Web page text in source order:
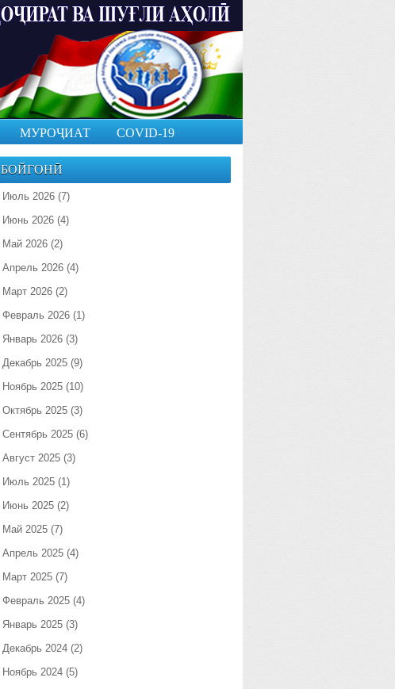
МУРОҶИАТ COVID-19
БОЙГОНӢ
Июль 2026 (7)
Июнь 2026 (4)
Май 2026 (2)
Апрель 2026 (4)
Март 2026 (2)
Февраль 2026 (1)
Январь 2026 (3)
Декабрь 2025 (9)
Ноябрь 2025 (10)
Октябрь 2025 (3)
Сентябрь 2025 (6)
Август 2025 (3)
Июль 2025 (1)
Июнь 2025 (2)
Май 2025 (7)
Апрель 2025 (4)
Март 2025 (7)
Февраль 2025 (4)
Январь 2025 (3)
Декабрь 2024 (2)
Ноябрь 2024 (5)